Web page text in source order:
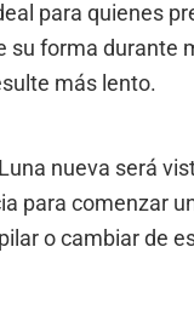
para quienes
su forma durante
más lento.
nueva será
para comenzar
o cambiar de